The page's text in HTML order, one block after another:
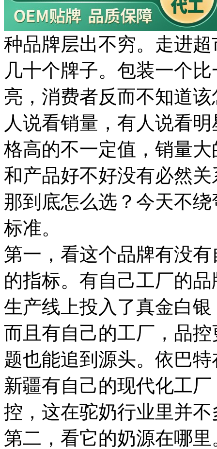
种品牌层出不穷。走进
几十个牌子。包装一个
亮，消费者反而不知道
人说看销量，有人说看
格高的不一定值，销量
和产品好不好没有必然关
那到底怎么选？今天不
标准。
第一，看这个品牌有没
的指标。有自己工厂的
生产线上投入了真金白
而且有自己的工厂，品
题也能追到源头。依巴
新疆有自己的现代化工
控，这在驼奶行业里并不
第二，看它的奶源在哪